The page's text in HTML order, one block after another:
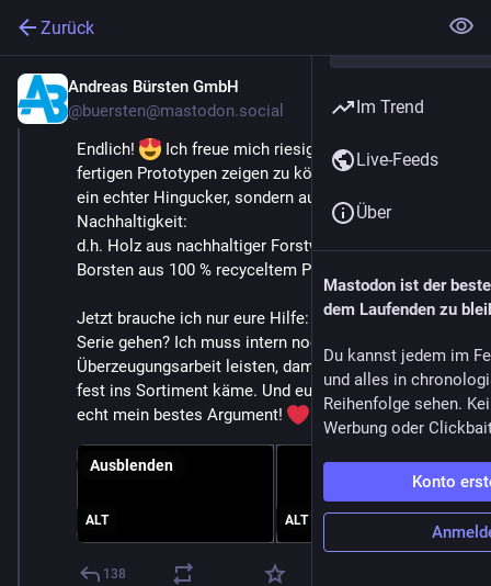
Zurück
Andreas Bürsten GmbH
@buersten@mastodon.social
Endlich!
Ich freue mich riesig, euch heute den
fertigen Prototypen zeigen zu können. Er ist nicht nur
ein echter Hingucker, sondern auch ein Statement für
Nachhaltigkeit:
d.h. Holz aus nachhaltiger Forstwirtschaft und
Borsten aus 100 % recyceltem PET
Jetzt brauche ich nur eure Hilfe: Sollten wir damit in
Serie gehen? Ich muss intern noch ein wenig
Überzeugungsarbeit leisten, damit das farbige PET
fest ins Sortiment käme. Und euer Feedback wäre
echt mein bestes Argument!
ALT ALT
Ausblenden
138
Im Trend
Live-Feeds
Über
Mastodon ist der
dem Laufenden zu
Du kannst jedem im
und alles in
Reihenfolge sehen.
Werbung oder
Konto